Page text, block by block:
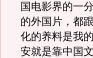
国电影界的一
的外国片，都
化的养料是我
安就是靠中国